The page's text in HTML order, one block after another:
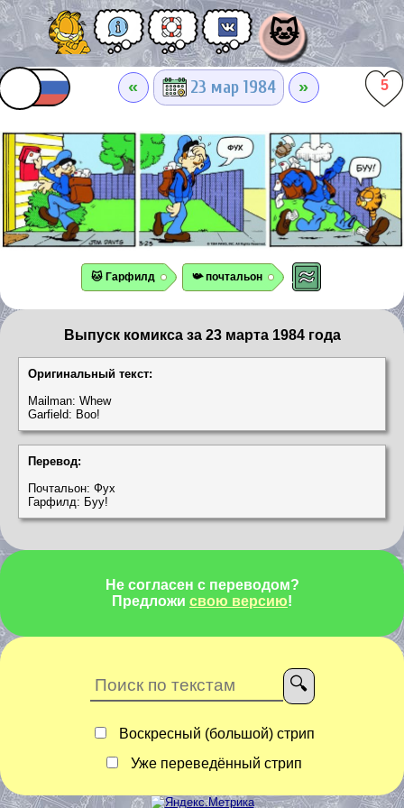
🐱
« 23 мар 1984 » 5
🐱 Гарфилд 📯 почтальон
Выпуск комикса за 23 марта 1984 года
Оригинальный текст:
Mailman: Whew
Garfield: Boo!
Перевод:
Почтальон: Фух
Гарфилд: Буу!
Не согласен с переводом?
Предложи свою версию!
Воскресный (большой) стрип
Уже переведённый стрип